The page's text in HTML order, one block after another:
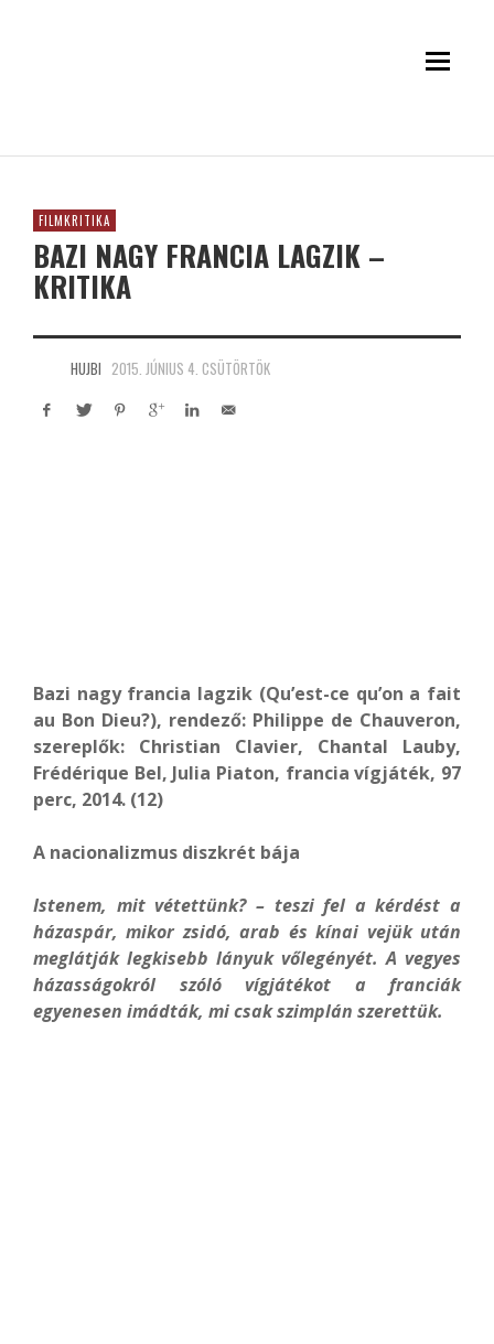
FILMKRITIKA
BAZI NAGY FRANCIA LAGZIK –
KRITIKA
HUJBI 2015. JÚNIUS 4. CSÜTÖRTÖK
Bazi nagy francia lagzik (Qu’est-ce qu’on a fait
au Bon Dieu?), rendező: Philippe de Chauveron,
szereplők: Christian Clavier, Chantal Lauby,
Frédérique Bel, Julia Piaton, francia vígjáték, 97
perc, 2014. (12)
A nacionalizmus diszkrét bája
Istenem, mit vétettünk? – teszi fel a kérdést a
házaspár, mikor zsidó, arab és kínai vejük után
meglátják legkisebb lányuk vőlegényét. A vegyes
házasságokról szóló vígjátékot a franciák
egyenesen imádták, mi csak szimplán szerettük.